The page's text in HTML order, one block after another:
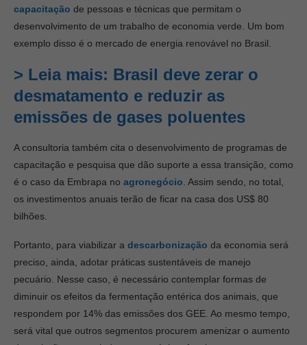
capacitação de pessoas e técnicas que permitam o
desenvolvimento de um trabalho de economia verde. Um bom
exemplo disso é o mercado de energia renovável no Brasil.
> Leia mais: Brasil deve zerar o
desmatamento e reduzir as
emissões de gases poluentes
A consultoria também cita o desenvolvimento de programas de
capacitação e pesquisa que dão suporte a essa transição, como
é o caso da Embrapa no agronegócio . Assim sendo, no total,
os investimentos anuais terão de ficar na casa dos US$ 80
bilhões.
Portanto, para viabilizar a descarbonização da economia será
preciso, ainda, adotar práticas sustentáveis de manejo
pecuário. Nesse caso, é necessário contemplar formas de
diminuir os efeitos da fermentação entérica dos animais, que
respondem por 14% das emissões dos GEE. Ao mesmo tempo,
será vital que outros segmentos procurem amenizar o aumento